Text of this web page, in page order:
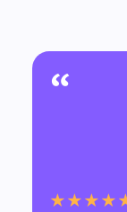
“